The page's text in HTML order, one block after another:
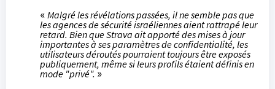
« Malgré les révélations passées, il ne semble pas que
les agences de sécurité israéliennes aient rattrapé leur
retard. Bien que Strava ait apporté des mises à jour
importantes à ses paramètres de confidentialité, les
utilisateurs déroutés pourraient toujours être exposés
publiquement, même si leurs profils étaient définis en
mode "privé". »